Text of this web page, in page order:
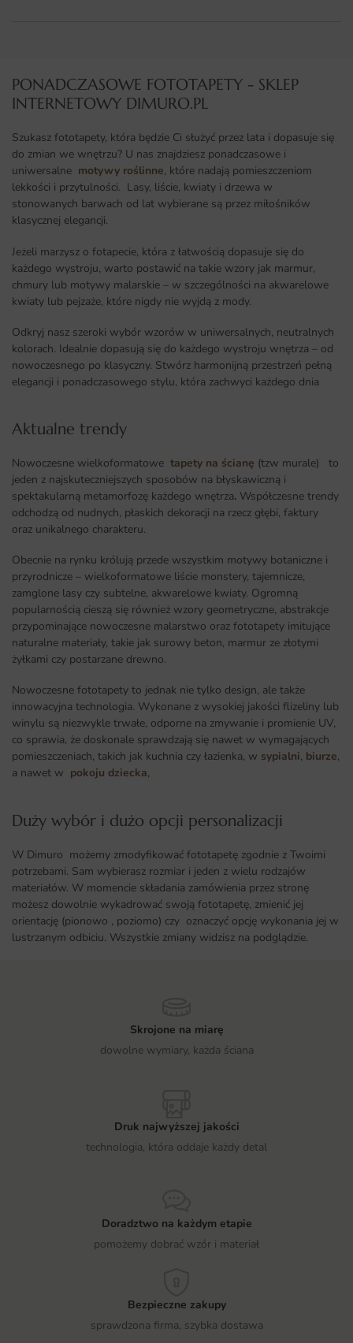
PONADCZASOWE FOTOTAPETY - SKLEP
INTERNETOWY DIMURO.PL​
Szukasz fototapety, która będzie Ci służyć przez lata i dopasuje się
do zmian we wnętrzu? U nas znajdziesz ponadczasowe i
uniwersalne motywy roślinne, które nadają pomieszczeniom
lekkości i przytulności. Lasy, liście, kwiaty i drzewa w
stonowanych barwach od lat wybierane są przez miłośników
klasycznej elegancji.
Jeżeli marzysz o fotapecie, która z łatwością dopasuje się do
każdego wystroju, warto postawić na takie wzory jak marmur,
chmury lub motywy malarskie – w szczególności na akwarelowe
kwiaty lub pejzaże, które nigdy nie wyjdą z mody.
Odkryj nasz szeroki wybór wzorów w uniwersalnych, neutralnych
kolorach. Idealnie dopasują się do każdego wystroju wnętrza – od
nowoczesnego po klasyczny. Stwórz harmonijną przestrzeń pełną
elegancji i ponadczasowego stylu, która zachwyci każdego dnia
Aktualne trendy​
Nowoczesne wielkoformatowe tapety na ścianę (tzw murale) to
jeden z najskuteczniejszych sposobów na błyskawiczną i
spektakularną metamorfozę każdego wnętrza. Współczesne trendy
odchodzą od nudnych, płaskich dekoracji na rzecz głębi, faktury
oraz unikalnego charakteru.
Obecnie na rynku królują przede wszystkim motywy botaniczne i
przyrodnicze – wielkoformatowe liście monstery, tajemnicze,
zamglone lasy czy subtelne, akwarelowe kwiaty. Ogromną
popularnością cieszą się również wzory geometryczne, abstrakcje
przypominające nowoczesne malarstwo oraz fototapety imitujące
naturalne materiały, takie jak surowy beton, marmur ze złotymi
żyłkami czy postarzane drewno.
Nowoczesne fototapety to jednak nie tylko design, ale także
innowacyjna technologia. Wykonane z wysokiej jakości flizeliny lub
winylu są niezwykle trwałe, odporne na zmywanie i promienie UV,
co sprawia, że doskonale sprawdzają się nawet w wymagających
pomieszczeniach, takich jak kuchnia czy łazienka, w sypialni, biurze,
a nawet w pokoju dziecka,
Duży wybór i dużo opcji personalizacji ​
W Dimuro możemy zmodyfikować fototapetę zgodnie z Twoimi
potrzebami. Sam wybierasz rozmiar i jeden z wielu rodzajów
materiałów. W momencie składania zamówienia przez stronę
możesz dowolnie wykadrować swoją fototapetę, zmienić jej
orientację (pionowo , poziomo) czy oznaczyć opcję wykonania jej w
lustrzanym odbiciu. Wszystkie zmiany widzisz na podglądzie.
Skrojone na miarę
dowolne wymiary, każda ściana
Druk najwyższej jakości
technologia, która oddaje każdy detal
Doradztwo na każdym etapie
pomożemy dobrać wzór i materiał
Bezpieczne zakupy
sprawdzona firma, szybka dostawa